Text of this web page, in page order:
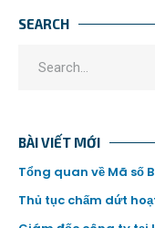
SEARCH
BÀI VIẾT MỚI
Tổng quan về Mã số
Thủ tục chấm dứt